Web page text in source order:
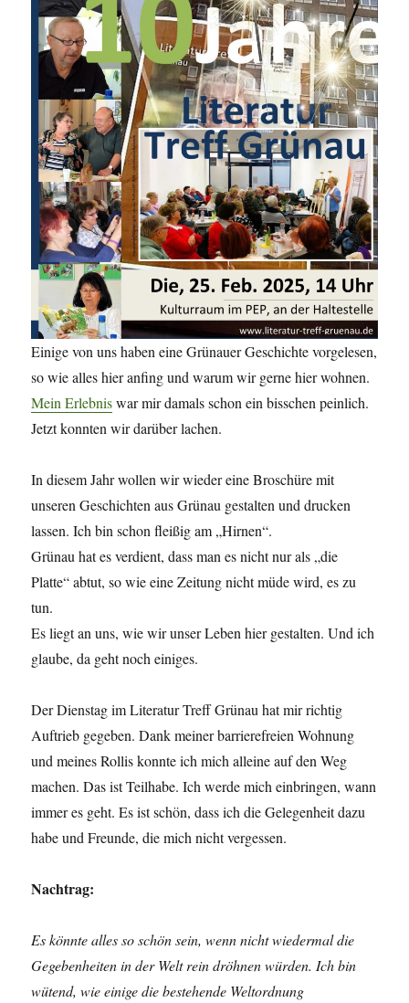
Einige von uns haben eine Grünauer Geschichte vorgelesen,
so wie alles hier anfing und warum wir gerne hier wohnen.
Mein Erlebniswar mir damals schon ein bisschen peinlich.
Jetzt konnten wir darüber lachen.
In diesem Jahr wollen wir wieder eine Broschüre mit
unseren Geschichten aus Grünau gestalten und drucken
lassen. Ich bin schon fleißig am „Hirnen“.
Grünau hat es verdient, dass man es nicht nur als „die
Platte“ abtut, so wie eine Zeitung nicht müde wird, es zu
tun.
Es liegt an uns, wie wir unser Leben hier gestalten. Und ich
glaube, da geht noch einiges.
Der Dienstag im Literatur Treff Grünau hat mir richtig
Auftrieb gegeben. Dank meiner barrierefreien Wohnung
und meines Rollis konnte ich mich alleine auf den Weg
machen. Das ist Teilhabe. Ich werde mich einbringen, wann
immer es geht. Es ist schön, dass ich die Gelegenheit dazu
habe und Freunde, die mich nicht vergessen.
Nachtrag:
Es könnte alles so schön sein, wenn nicht wiedermal die
Gegebenheiten in der Welt rein dröhnen würden. Ich bin
wütend, wie einige die bestehende Weltordnung